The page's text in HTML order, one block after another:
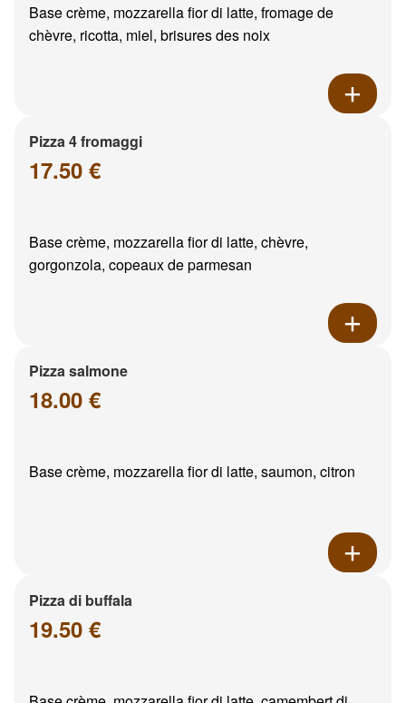
Base crème, mozzarella fior di latte, fromage de
chèvre, ricotta, miel, brisures des noix
Pizza 4 fromaggi
17.50 €
Base crème, mozzarella fior di latte, chèvre,
gorgonzola, copeaux de parmesan
Pizza salmone
18.00 €
Base crème, mozzarella fior di latte, saumon, citron
Pizza di buffala
19.50 €